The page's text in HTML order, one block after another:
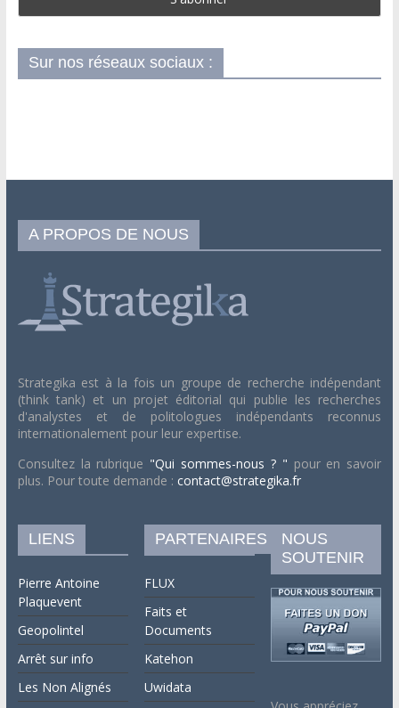
Sur nos réseaux sociaux :
A PROPOS DE NOUS
Strategika est à la fois un groupe de recherche indépendant
(think tank) et un projet éditorial qui publie les recherches
d'analystes et de politologues indépendants reconnus
internationalement pour leur expertise.
Consultez la rubrique "Qui sommes-nous ? " pour en savoir
plus. Pour toute demande : contact@strategika.fr
LIENS
Pierre Antoine
Plaquevent
Geopolintel
Arrêt sur info
Les Non Alignés
PARTENAIRES
FLUX
Faits et
Documents
Katehon
Uwidata
NOUS
SOUTENIR